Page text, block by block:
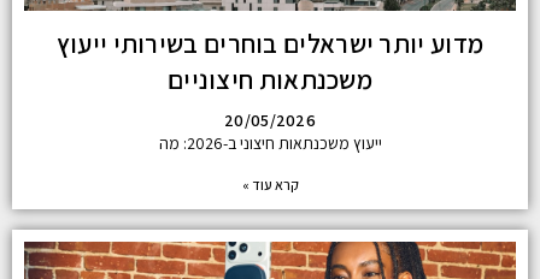
מדוע יותר ישראלים בוחרים בשירותי ייעוץ
משכנתאות חיצוניים
20/05/2026
ייעוץ משכנתאות חיצוני ב-2026: מה
קרא עוד »